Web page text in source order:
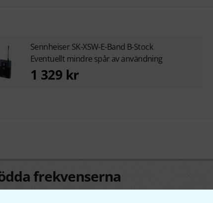
Sennheiser SK-XSW-E-Band B-Stock
Eventuellt mindre spår av användning
1 329 kr
frekvenserna